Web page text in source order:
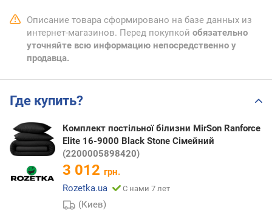
Описание товара сформировано на базе данных из
интернет-магазинов. Перед покупкой обязательно
уточняйте всю информацию непосредственно у
продавца.
Где купить?
Комплект постільної білизни MirSon Ranforce
Elite 16-9000 Black Stone Сімейний
(2200005898420)
3 012 грн.
Rozetka.ua
С нами 7 лет
(Киев)